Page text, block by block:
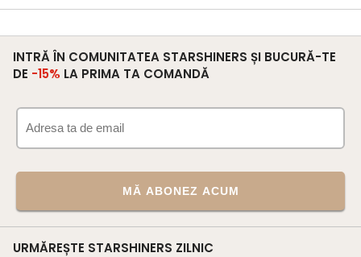
INTRĂ ÎN COMUNITATEA STARSHINERS ȘI BUCURĂ-TE
DE -15% LA PRIMA TA COMANDĂ
MĂ ABONEZ ACUM
URMĂREȘTE STARSHINERS ZILNIC